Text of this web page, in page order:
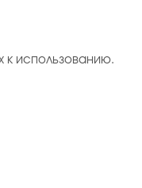
к использованию.